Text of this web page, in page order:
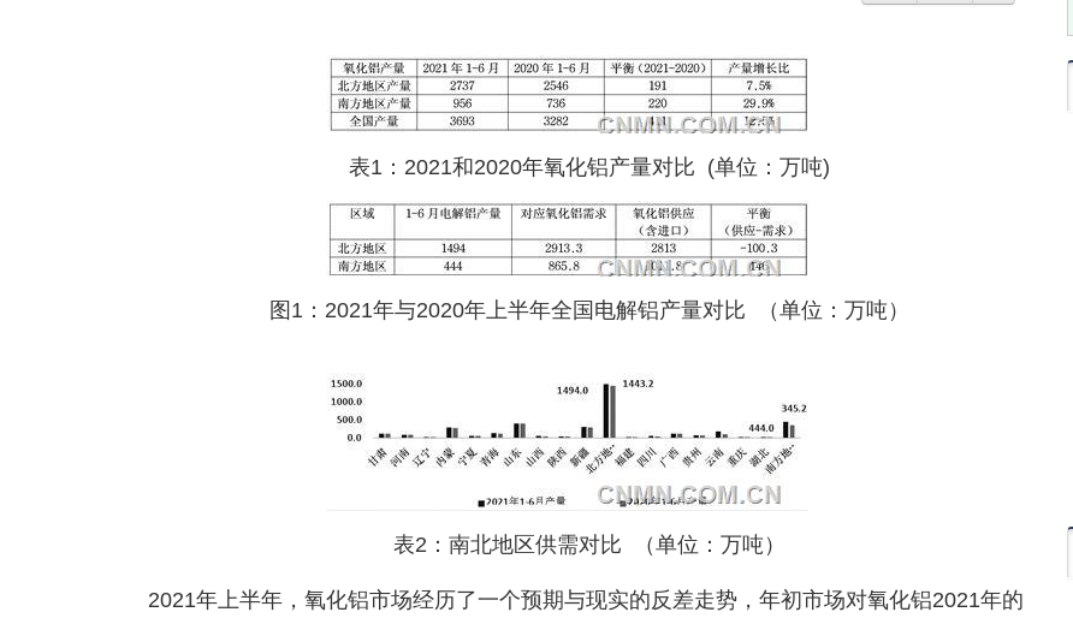
表1：2021和2020年氧化铝产量对比 (单位：万吨)
图1：2021年与2020年上半年全国电解铝产量对比 （单位：万吨）
表2：南北地区供需对比 （单位：万吨）
2021年上半年，氧化铝市场经历了一个预期与现实的反差走势，年初市场对氧化铝2021年的